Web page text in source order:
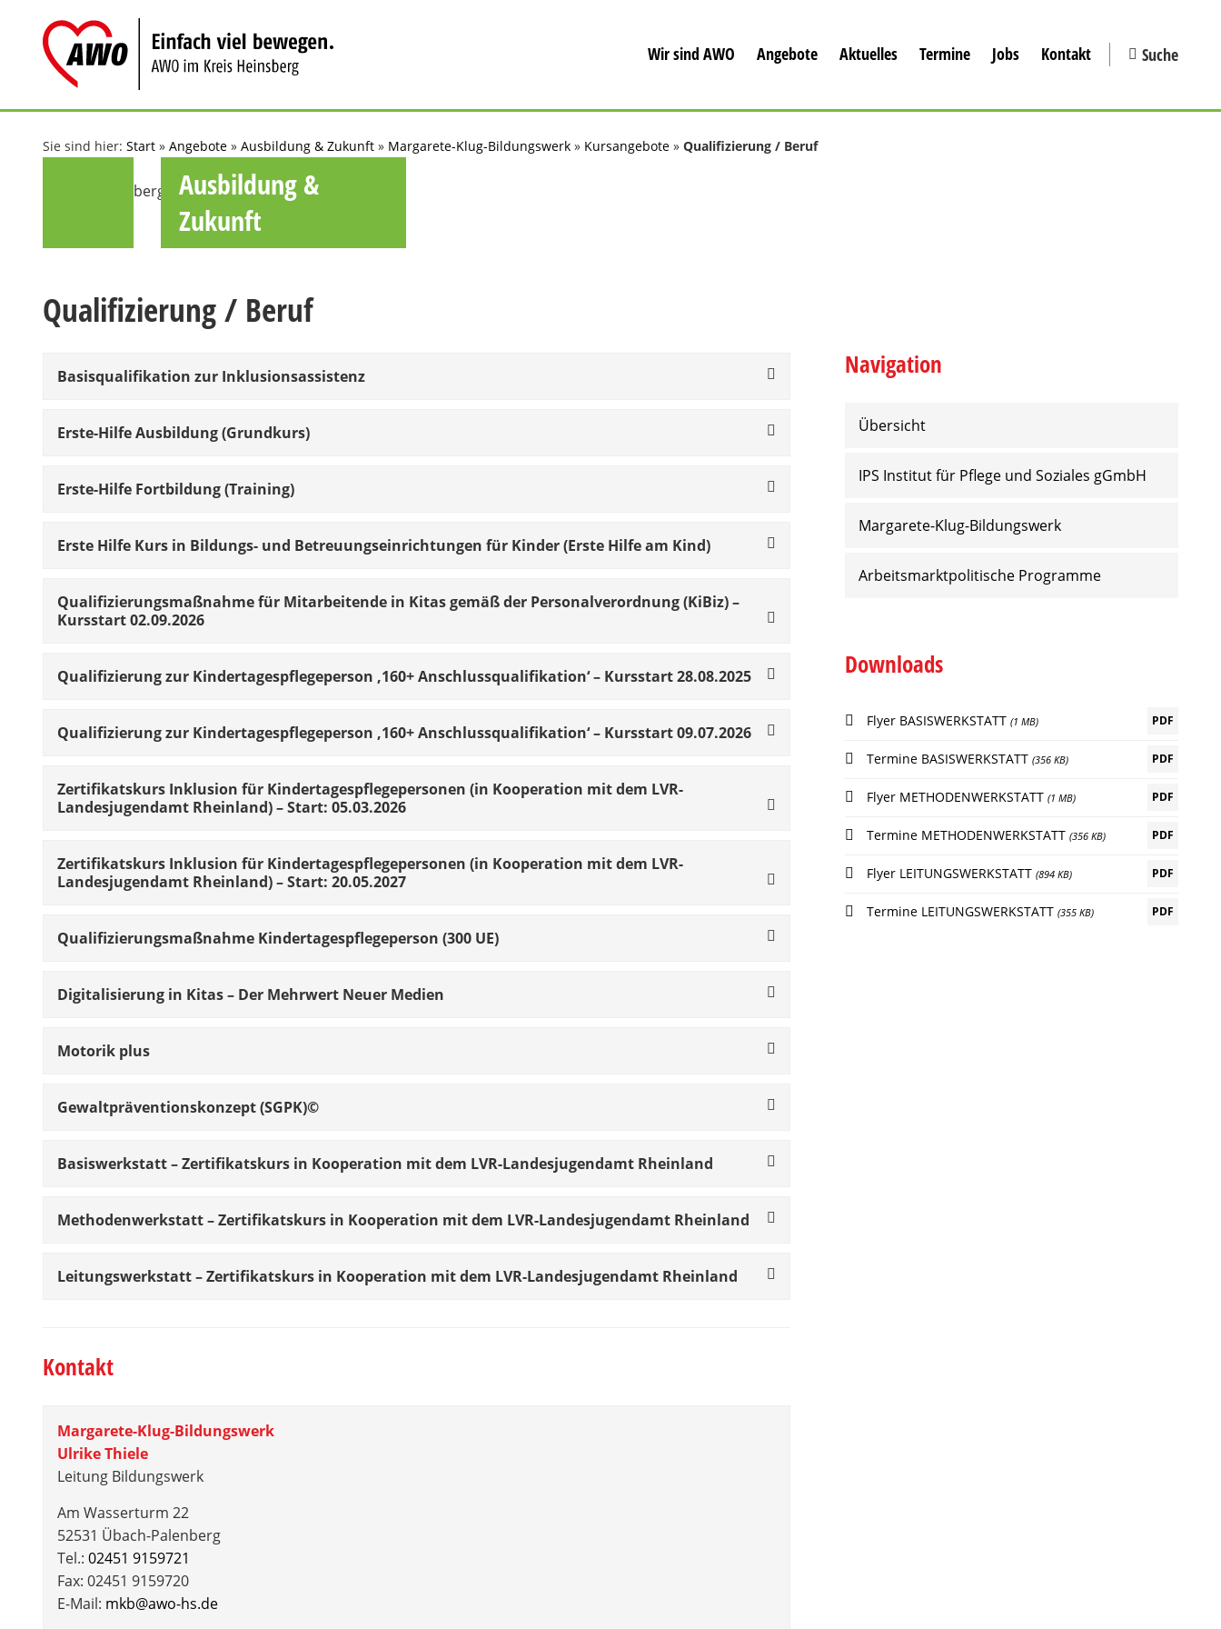
springen
Suche
Wir sind AWO Angebote Aktuelles Termine Jobs Kontakt
Sie sind hier: Start » Angebote » Ausbildung & Zukunft » Margarete-Klug-Bildungswerk » Kursangebote » Qualifizierung / Beruf
Ausbildung &
Zukunft
Qualifizierung / Beruf
Basisqualifikation zur Inklusionsassistenz
Erste-Hilfe Ausbildung (Grundkurs)
Erste-Hilfe Fortbildung (Training)
Erste Hilfe Kurs in Bildungs- und Betreuungseinrichtungen für Kinder (Erste Hilfe am Kind)
Qualifizierungsmaßnahme für Mitarbeitende in Kitas gemäß der Personalverordnung (KiBiz) –
Kursstart 02.09.2026
Qualifizierung zur Kindertagespflegeperson ‚160+ Anschlussqualifikation‘ – Kursstart 28.08.2025
Qualifizierung zur Kindertagespflegeperson ‚160+ Anschlussqualifikation‘ – Kursstart 09.07.2026
Zertifikatskurs Inklusion für Kindertagespflegepersonen (in Kooperation mit dem LVR-
Landesjugendamt Rheinland) – Start: 05.03.2026
Zertifikatskurs Inklusion für Kindertagespflegepersonen (in Kooperation mit dem LVR-
Landesjugendamt Rheinland) – Start: 20.05.2027
Qualifizierungsmaßnahme Kindertagespflegeperson (300 UE)
Digitalisierung in Kitas – Der Mehrwert Neuer Medien
Motorik plus
Gewaltpräventionskonzept (SGPK)©
Basiswerkstatt – Zertifikatskurs in Kooperation mit dem LVR-Landesjugendamt Rheinland
Methodenwerkstatt – Zertifikatskurs in Kooperation mit dem LVR-Landesjugendamt Rheinland
Leitungswerkstatt – Zertifikatskurs in Kooperation mit dem LVR-Landesjugendamt Rheinland
Kontakt
Margarete-Klug-Bildungswerk
Ulrike Thiele
Leitung Bildungswerk
Am Wasserturm 22
52531 Übach-Palenberg
Tel.: 02451 9159721
Fax: 02451 9159720
E-Mail: mkb@awo-hs.de
Navigation
Übersicht
IPS Institut für Pflege und Soziales gGmbH
Margarete-Klug-Bildungswerk
Arbeitsmarktpolitische Programme
Downloads
Flyer BASISWERKSTATT(1 MB) PDF
Termine BASISWERKSTATT(356 KB) PDF
Flyer METHODENWERKSTATT(1 MB) PDF
Termine METHODENWERKSTATT(356 KB) PDF
Flyer LEITUNGSWERKSTATT(894 KB) PDF
Termine LEITUNGSWERKSTATT(355 KB) PDF